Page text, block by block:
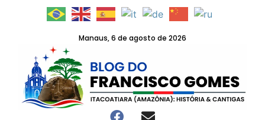
Manaus, 6 de agosto de 2026